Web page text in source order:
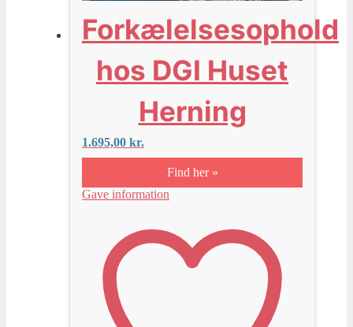
Forkælelsesophold
hos DGI Huset
Herning
1.695,00 kr.
Find her »
Gave information